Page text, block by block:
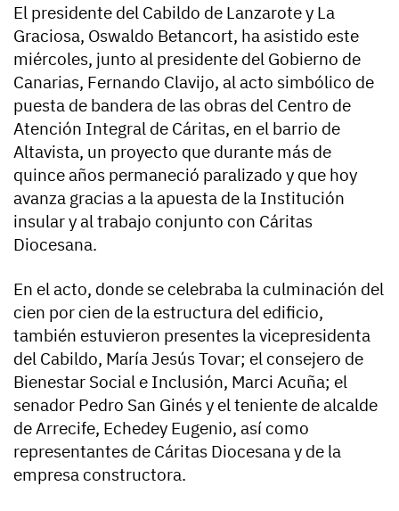
El presidente del Cabildo de Lanzarote y La
Graciosa, Oswaldo Betancort, ha asistido este
miércoles, junto al presidente del Gobierno de
Canarias, Fernando Clavijo, al acto simbólico de
puesta de bandera de las obras del Centro de
Atención Integral de Cáritas, en el barrio de
Altavista, un proyecto que durante más de
quince años permaneció paralizado y que hoy
avanza gracias a la apuesta de la Institución
insular y al trabajo conjunto con Cáritas
Diocesana.
En el acto, donde se celebraba la culminación del
cien por cien de la estructura del edificio,
también estuvieron presentes la vicepresidenta
del Cabildo, María Jesús Tovar; el consejero de
Bienestar Social e Inclusión, Marci Acuña; el
senador Pedro San Ginés y el teniente de alcalde
de Arrecife, Echedey Eugenio, así como
representantes de Cáritas Diocesana y de la
empresa constructora.